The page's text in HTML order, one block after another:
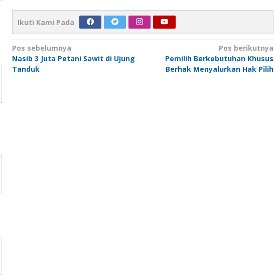
Ikuti Kami Pada
Navigasi
pos
Pos sebelumnya
Nasib 3 Juta Petani Sawit di Ujung
Tanduk
Pos berikutnya
Pemilih Berkebutuhan Khusus
Berhak Menyalurkan Hak Pilih